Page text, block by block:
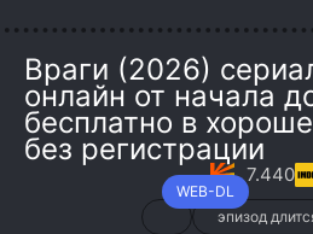
Враги (2026)
онлайн от начала
бесплатно в
без регистрации
WEB-DL
7.440
эпизод